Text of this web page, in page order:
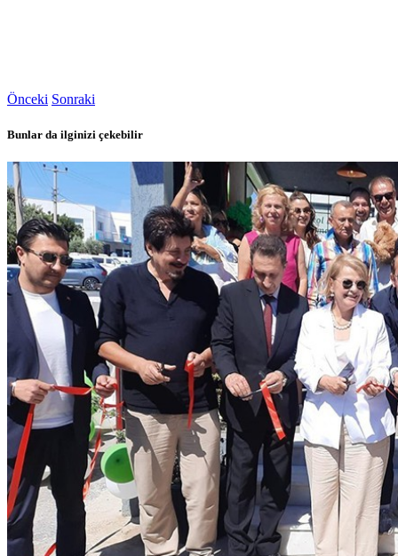
Önceki Sonraki
Bunlar da ilginizi çekebilir